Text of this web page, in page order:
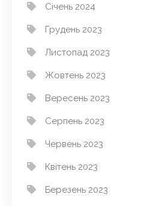
Січень 2024
Грудень 2023
Листопад 2023
Жовтень 2023
Вересень 2023
Серпень 2023
Червень 2023
Квітень 2023
Березень 2023